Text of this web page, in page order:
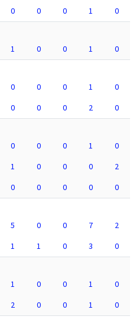
0 0 0 1
0
1 0 0 1
0
0 0 0 1
0
0 0 0 2
0
0 0 0 1
0
1 0 0 0
2
0 0 0 0
0
5 0 0 7
2
1 1 0 3
0
1 0 0 1
0
2 0 0 1
0